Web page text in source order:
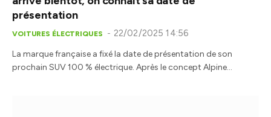
présentation
VOITURES ÉLECTRIQUES 22/02/2025 14:56
La marque française a fixé la date de présentation de son
prochain SUV 100 % électrique. Après le concept Alpine…